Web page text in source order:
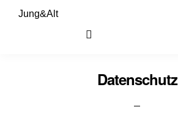
Jung&Alt
Datenschutz